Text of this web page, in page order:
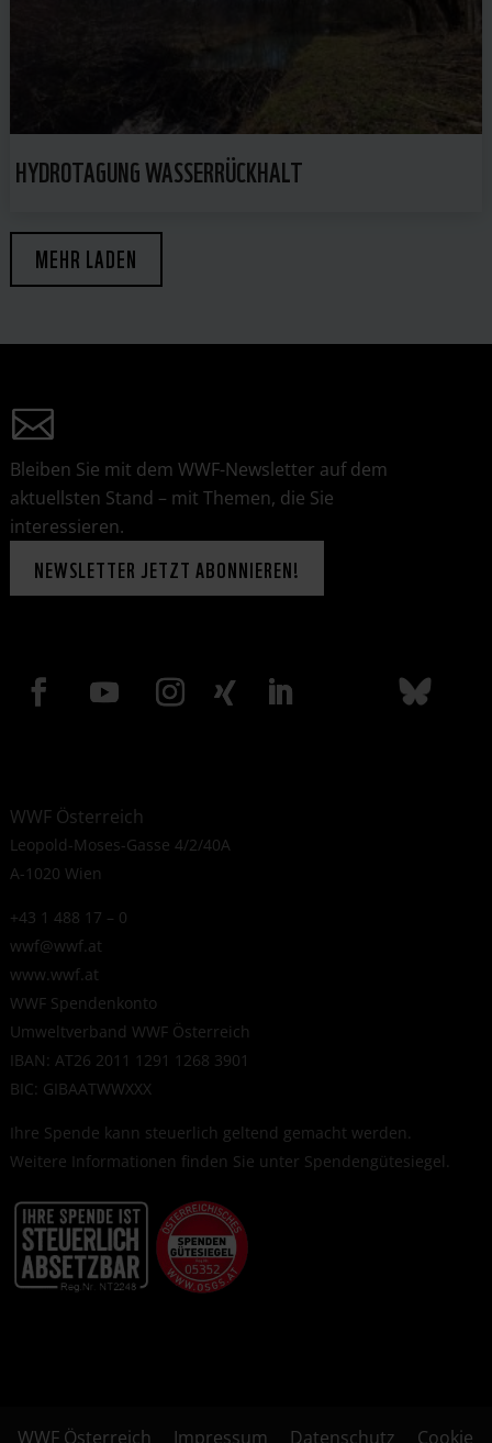
HYDROTAGUNG WASSERRÜCKHALT
MEHR LADEN
Bleiben Sie mit dem WWF-Newsletter auf dem
aktuellsten Stand – mit Themen, die Sie
interessieren.
NEWSLETTER JETZT ABONNIEREN!
WWF Österreich
Leopold-Moses-Gasse 4/2/40A
A-1020 Wien
+43 1 488 17 – 0
wwf@wwf.at
www.wwf.at
WWF Spendenkonto
Umweltverband WWF Österreich
IBAN: AT26 2011 1291 1268 3901
BIC: GIBAATWWXXX
Ihre Spende kann steuerlich geltend gemacht werden.
Weitere Informationen finden Sie unter Spendengütesiegel
WWF Österreich Impressum Datenschutz Cookie